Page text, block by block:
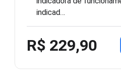
indicad…
R$ 229,90